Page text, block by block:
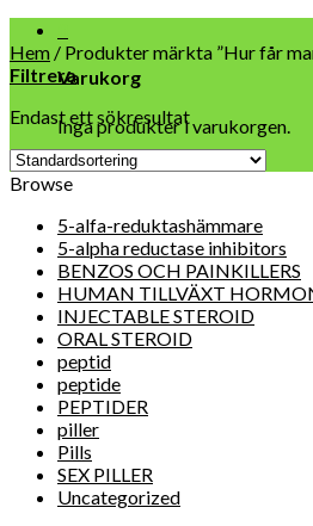
Varukorg
Inga produkter i varukorgen.
Hem / Produkter märkta ”Hur får
Filtrera
Endast ett sökresultat
Browse
5-alfa-reduktashämmare
5-alpha reductase inhibitors
BENZOS OCH PAINKILLERS
HUMAN TILLVÄXT
INJECTABLE STEROID
ORAL STEROID
peptid
peptide
PEPTIDER
piller
Pills
SEX PILLER
Uncategorized